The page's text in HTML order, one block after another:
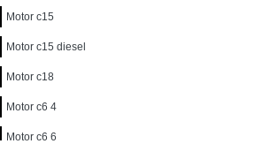
Motor c15
Motor c15 diesel
Motor c18
Motor c6 4
Motor c6 6